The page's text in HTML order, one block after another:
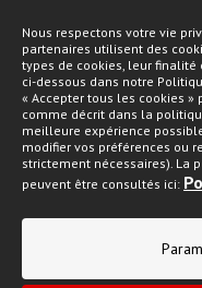
Méthodes de payement
Politique de confidentialité
Nous respectons votre vie
partenaires utilisent des
types de cookies, leur
ci-dessous dans notre
« Accepter tous les cookies
comme décrit dans la
meilleure expérience
modifier vos préférences ou
strictement nécessaires). La
peuvent être consultés ici: